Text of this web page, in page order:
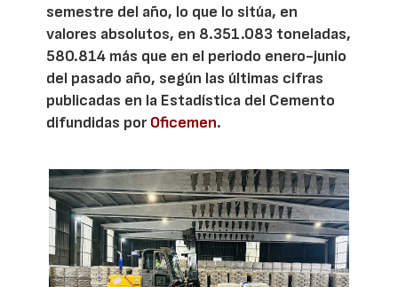
semestre del año, lo que lo sitúa, en
valores absolutos, en 8.351.083 toneladas,
580.814 más que en el periodo enero-junio
del pasado año, según las últimas cifras
publicadas en la Estadística del Cemento
difundidas porOficemen.